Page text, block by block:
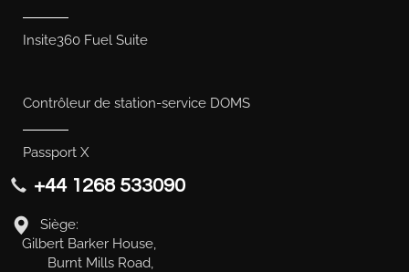
Insite360 Fuel Suite
Contrôleur de station-service DOMS
Passport X
+44 1268 533090
Siège:
Gilbert Barker House,
Burnt Mills Road,